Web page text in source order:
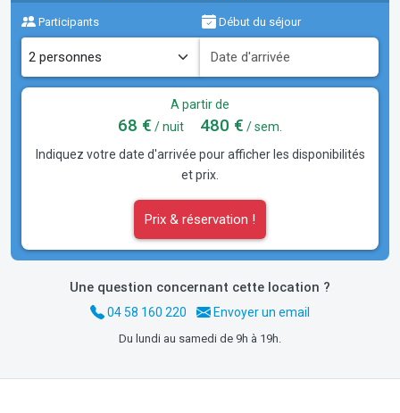
Participants Début du séjour
A partir de
68 € / nuit 480 € / sem.
Indiquez votre date d'arrivée pour afficher les disponibilités
et prix.
Prix & réservation !
Une question concernant cette location ?
04 58 160 220 Envoyer un email
Du lundi au samedi de 9h à 19h.